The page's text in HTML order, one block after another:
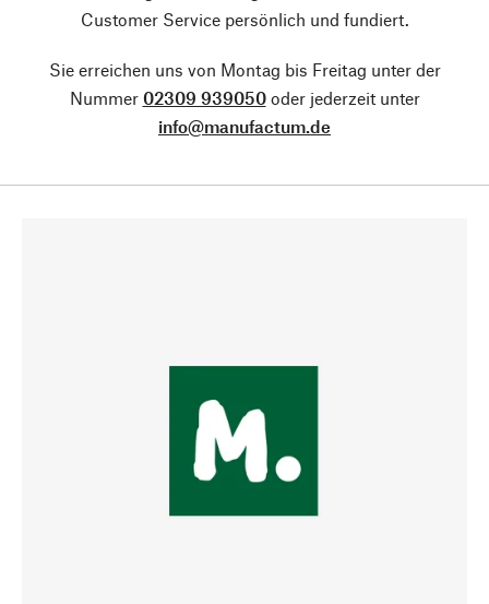
Customer Service persönlich und fundiert.
Sie erreichen uns von Montag bis Freitag unter der
Nummer 02309 939050oder jederzeit unter
info@manufactum.de